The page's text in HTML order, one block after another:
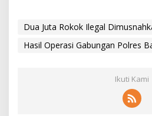
Dua Juta Rokok Ilegal
Hasil Operasi Gabungan Polres
Ikuti Kami